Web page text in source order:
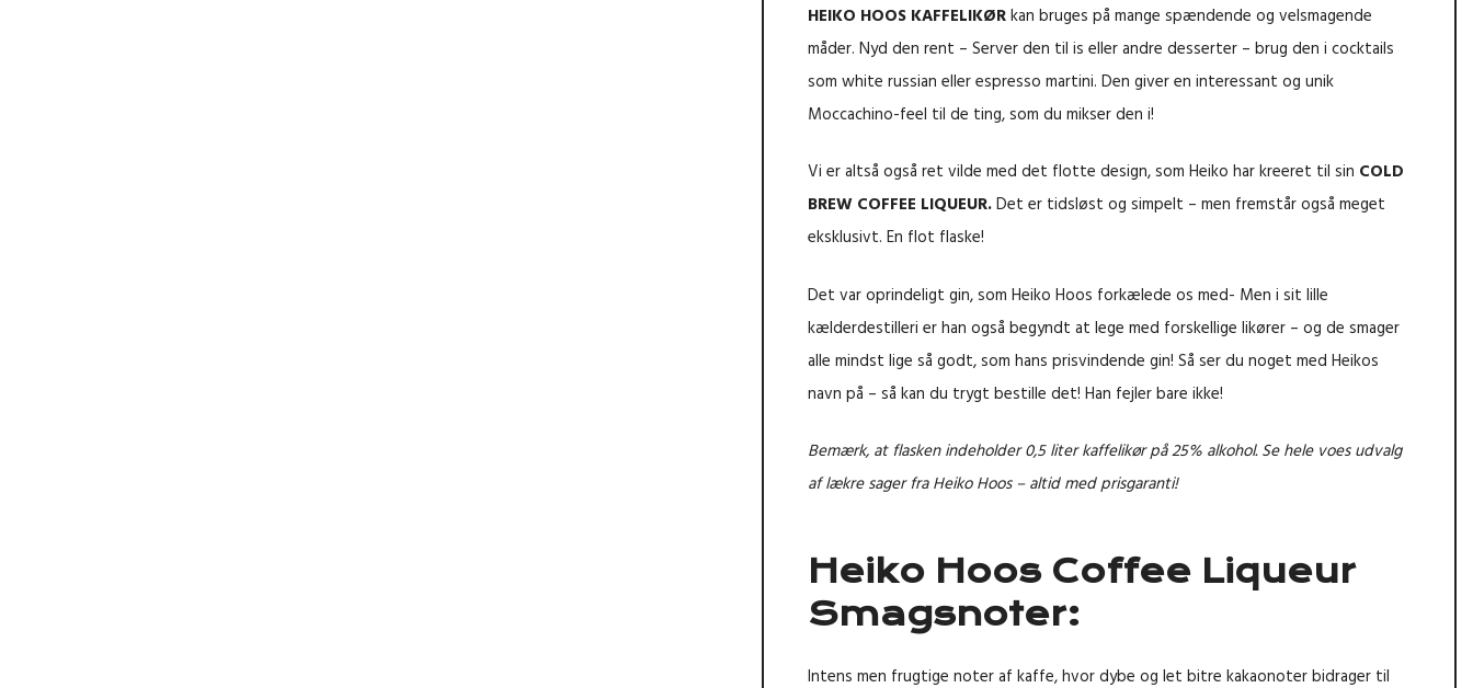
HEIKO HOOS KAFFELIKØRkan bruges på mange spændende og velsmagende
måder. Nyd den rent – Server den til is eller andre desserter – brug den i cocktails
som white russian eller espresso martini. Den giver en interessant og unik
Moccachino-feel til de ting, som du mikser den i!
Vi er altså også ret vilde med det flotte design, som Heiko har kreeret til sin COLD
BREW COFFEE LIQUEUR.Det er tidsløst og simpelt – men fremstår også meget
eksklusivt. En flot flaske!
Det var oprindeligt gin, som Heiko Hoos forkælede os med- Men i sit lille
kælderdestilleri er han også begyndt at lege med forskellige likører – og de smager
alle mindst lige så godt, som hans prisvindende gin! Så ser du noget med Heikos
navn på – så kan du trygt bestille det! Han fejler bare ikke!
Bemærk, at flasken indeholder 0,5 liter kaffelikør på 25% alkohol.Se hele voes udvalg
af lækre sager fra Heiko Hoos – altid med prisgaranti!
Heiko Hoos Coffee Liqueur
Smagsnoter:
Intens men frugtige noter af kaffe, hvor dybe og let bitre kakaonoter bidrager til